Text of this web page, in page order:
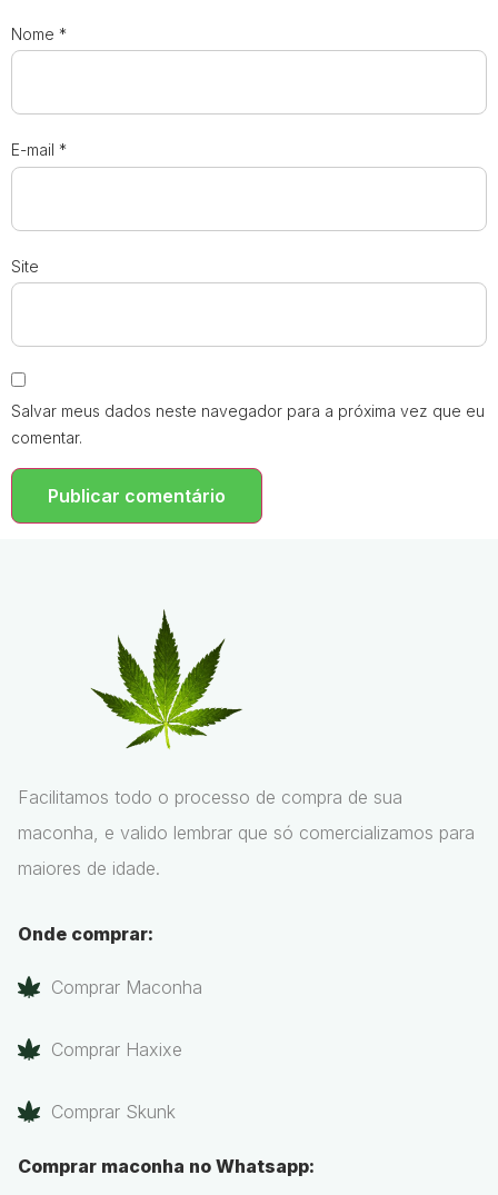
Nome *
E-mail *
Site
Salvar meus dados neste navegador para a próxima vez que eu
comentar.
Facilitamos todo o processo de compra de sua
maconha, e valido lembrar que só comercializamos para
maiores de idade.
Onde comprar:
Comprar Maconha
Comprar Haxixe
Comprar Skunk
Comprar maconha no Whatsapp: